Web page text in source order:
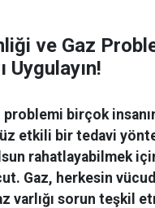
ve Gaz
Uygulayın!
birçok
etkili bir tedavi
rahatlayabilmek
Gaz, herkesin
varlığı sorun teşkil